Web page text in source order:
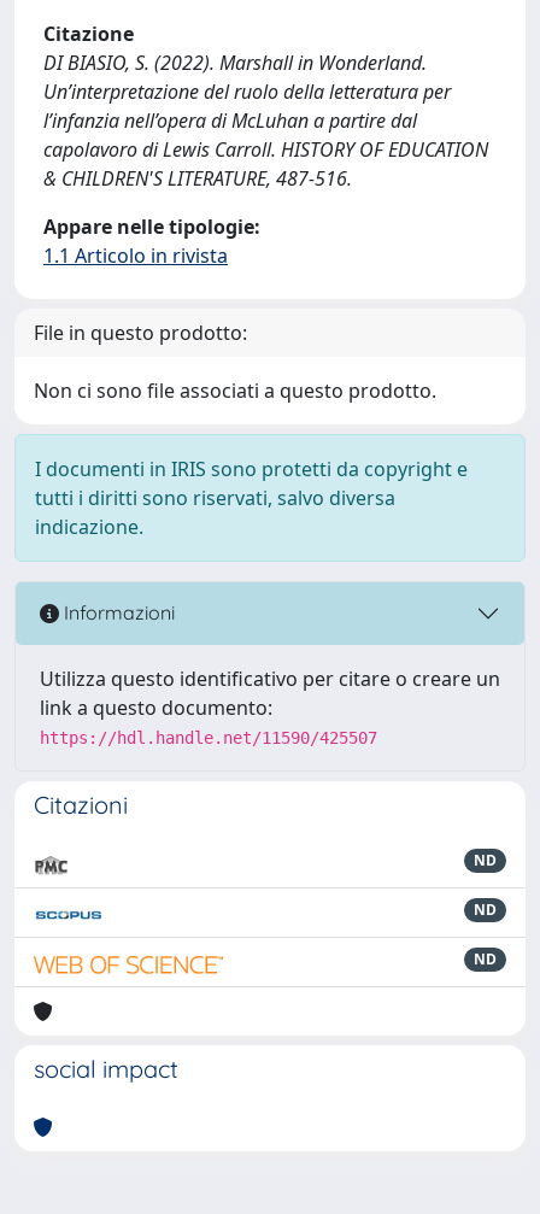
Citazione
DI BIASIO, S. (2022). Marshall in Wonderland.
Un’interpretazione del ruolo della letteratura per
l’infanzia nell’opera di McLuhan a partire dal
capolavoro di Lewis Carroll. HISTORY OF EDUCATION
& CHILDREN'S LITERATURE, 487-516.
Appare nelle tipologie:
1.1 Articolo in rivista
File in questo prodotto:
Non ci sono file associati a questo prodotto.
I documenti in IRIS sono protetti da copyright e
tutti i diritti sono riservati, salvo diversa
indicazione.
Informazioni
Utilizza questo identificativo per citare o creare un
link a questo documento:
https://hdl.handle.net/11590/425507
Citazioni
ND
ND
ND
social impact